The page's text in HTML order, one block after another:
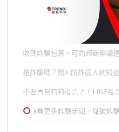
收到詐騙包裹，可向超商申請
是詐騙嗎？問AI防詐達人就知道
不要再幫狗狗投票了！LINE投
⟫看更多詐騙新聞，識破詐